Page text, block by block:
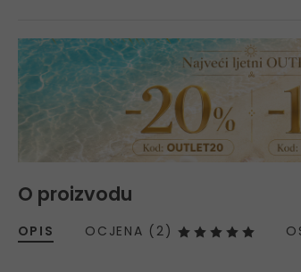
O proizvodu
OPIS OCJENA (2)